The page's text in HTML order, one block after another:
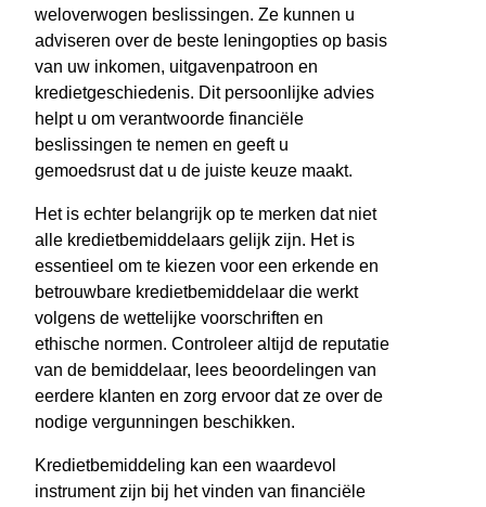
weloverwogen beslissingen. Ze kunnen u
adviseren over de beste leningopties op basis
van uw inkomen, uitgavenpatroon en
kredietgeschiedenis. Dit persoonlijke advies
helpt u om verantwoorde financiële
beslissingen te nemen en geeft u
gemoedsrust dat u de juiste keuze maakt.
Het is echter belangrijk op te merken dat niet
alle kredietbemiddelaars gelijk zijn. Het is
essentieel om te kiezen voor een erkende en
betrouwbare kredietbemiddelaar die werkt
volgens de wettelijke voorschriften en
ethische normen. Controleer altijd de reputatie
van de bemiddelaar, lees beoordelingen van
eerdere klanten en zorg ervoor dat ze over de
nodige vergunningen beschikken.
Kredietbemiddeling kan een waardevol
instrument zijn bij het vinden van financiële